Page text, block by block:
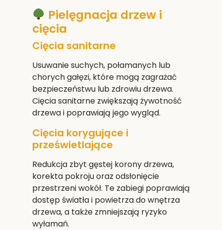
Pielęgnacja drzew i
cięcia
Cięcia sanitarne
Usuwanie suchych, połamanych lub
chorych gałęzi, które mogą zagrażać
bezpieczeństwu lub zdrowiu drzewa.
Cięcia sanitarne zwiększają żywotność
drzewa i poprawiają jego wygląd.
Cięcia korygujące i
prześwietlające
Redukcja zbyt gęstej korony drzewa,
korekta pokroju oraz odsłonięcie
przestrzeni wokół. Te zabiegi poprawiają
dostęp światła i powietrza do wnętrza
drzewa, a także zmniejszają ryzyko
wyłamań.